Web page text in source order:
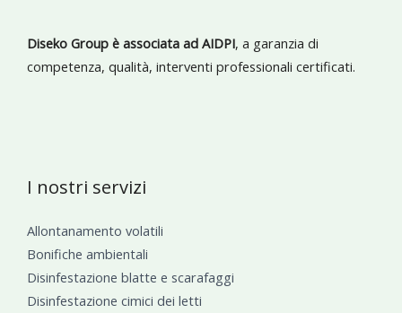
Diseko Group è associata ad AIDPI, a garanzia di
competenza, qualità, interventi professionali certificati.
I nostri servizi
Allontanamento volatili
Bonifiche ambientali
Disinfestazione blatte e scarafaggi
Disinfestazione cimici dei letti